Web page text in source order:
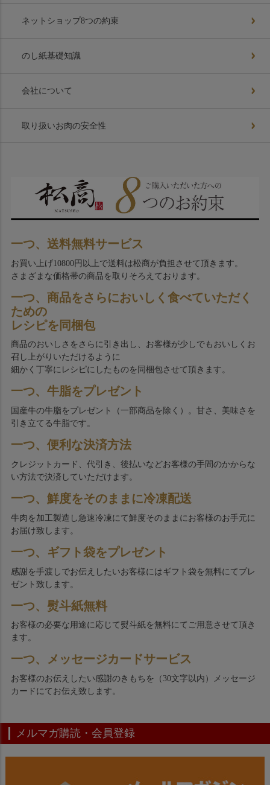
ネットショップ8つの約束
のし紙基礎知識
会社について
取り扱いお肉の安全性
一つ、送料無料サービス
お買い上げ10800円以上で送料は松商が負担させて頂きます。
さまざまな価格帯の商品を取りそろえております。
一つ、商品をさらにおいしく食べていただく
ための
レシピを同梱包
商品のおいしさをさらに引き出し、お客様が少しでもおいしくお
召し上がりいただけるように
細かく丁寧にレシピにしたものを同梱包させて頂きます。
一つ、牛脂をプレゼント
国産牛の牛脂をプレゼント（一部商品を除く）。甘さ、美味さを
引き立てる牛脂です。
一つ、便利な決済方法
クレジットカード、代引き、後払いなどお客様の手間のかからな
い方法で決済していただけます。
一つ、鮮度をそのままに冷凍配送
牛肉を加工製造し急速冷凍にて鮮度そのままにお客様のお手元に
お届け致します。
一つ、ギフト袋をプレゼント
感謝を手渡しでお伝えしたいお客様にはギフト袋を無料にてプレ
ゼント致します。
一つ、熨斗紙無料
お客様の必要な用途に応じて熨斗紙を無料にてご用意させて頂き
ます。
一つ、メッセージカードサービス
お客様のお伝えしたい感謝のきもちを（30文字以内）メッセージ
カードにてお伝え致します。
メルマガ購読・会員登録